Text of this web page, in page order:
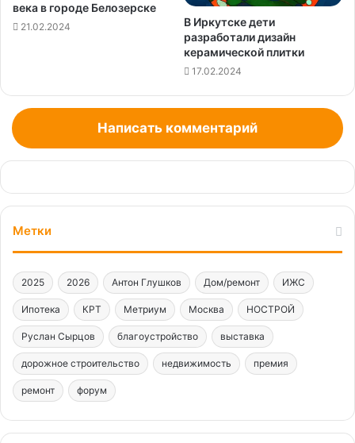
века в городе Белозерске
21.02.2024
В Иркутске дети
разработали дизайн
керамической плитки
17.02.2024
Написать комментарий
Метки
2025 2026 Антон Глушков Дом/ремонт ИЖС
Ипотека КРТ Метриум Москва НОСТРОЙ
Руслан Сырцов благоустройство выставка
дорожное строительство недвижимость премия
ремонт форум